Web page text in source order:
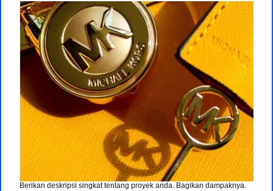
Berikan deskripsi singkat tentang proyek anda. Bagikan dampaknya.